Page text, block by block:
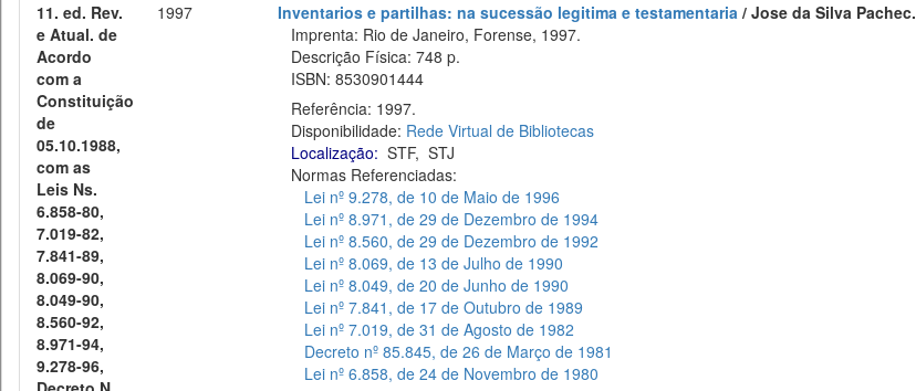
11. ed. Rev.
e Atual. de
Acordo
com a
Constituição
de
05.10.1988,
com as
Leis Ns.
6.858-80,
7.019-82,
7.841-89,
8.069-90,
8.049-90,
8.560-92,
8.971-94,
9.278-96,
1997 Inventarios e partilhas: na sucessão legitima e testamentaria / Jose da Silva Pachec.
Imprenta: Rio de Janeiro, Forense, 1997.
Descrição Física: 748 p.
ISBN: 8530901444
Referência: 1997.
Disponibilidade: Rede Virtual de Bibliotecas
Localização: STF, STJ
Normas Referenciadas:
Lei nº 9.278, de 10 de Maio de 1996
Lei nº 8.971, de 29 de Dezembro de 1994
Lei nº 8.560, de 29 de Dezembro de 1992
Lei nº 8.069, de 13 de Julho de 1990
Lei nº 8.049, de 20 de Junho de 1990
Lei nº 7.841, de 17 de Outubro de 1989
Lei nº 7.019, de 31 de Agosto de 1982
Decreto nº 85.845, de 26 de Março de 1981
Lei nº 6.858, de 24 de Novembro de 1980